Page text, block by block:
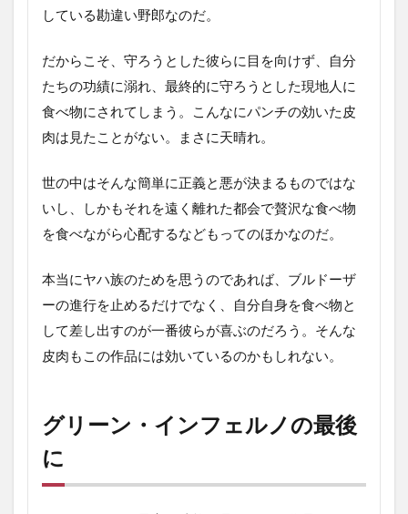
している勘違い野郎なのだ。
だからこそ、守ろうとした彼らに目を向けず、自分
たちの功績に溺れ、最終的に守ろうとした現地人に
食べ物にされてしまう。こんなにパンチの効いた皮
肉は見たことがない。まさに天晴れ。
世の中はそんな簡単に正義と悪が決まるものではな
いし、しかもそれを遠く離れた都会で贅沢な食べ物
を食べながら心配するなどもってのほかなのだ。
本当にヤハ族のためを思うのであれば、ブルドーザ
ーの進行を止めるだけでなく、自分自身を食べ物と
して差し出すのが一番彼らが喜ぶのだろう。そんな
皮肉もこの作品には効いているのかもしれない。
グリーン・インフェルノの最後
に